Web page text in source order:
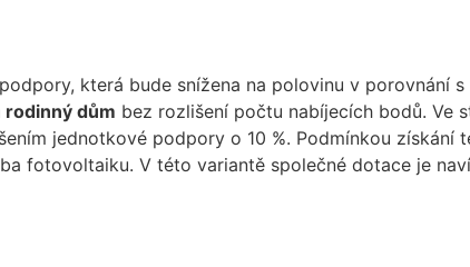
která bude snížena na polovinu v porovnání
rodinný dům bez rozlišení počtu nabíjecích bodů. Ve
jednotkové podpory o 10 %. Podmínkou
fotovoltaiku. V této variantě společné dotace je